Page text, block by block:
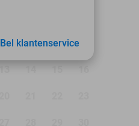
6 7 8
Bel klantenservice